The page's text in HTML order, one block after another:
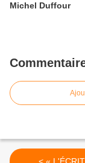
Michel Duffour